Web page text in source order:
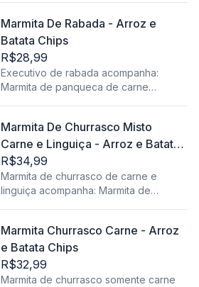
Marmita De Rabada - Arroz e
Batata Chips
R$28,99
Executivo de rabada acompanha:
Marmita de panqueca de carne
tomate).
Marmita De Churrasco Misto
Carne e Linguiça - Arroz e Batata
Chips
R$34,99
Marmita de churrasco de carne e
linguiça acompanha: Marmita de
salada (alface e tomate).
Marmita Churrasco Carne - Arroz
e Batata Chips
R$32,99
Marmita de churrasco somente carne